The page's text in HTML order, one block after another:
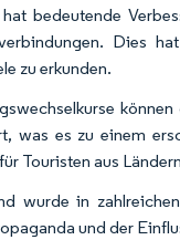
bedeutende
Dies
zu erkunden.
was es zu einem
Touristen aus
wurde in
und der